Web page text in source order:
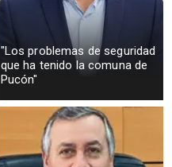
"Los problemas de seguridad
que ha tenido la comuna de
Pucón"